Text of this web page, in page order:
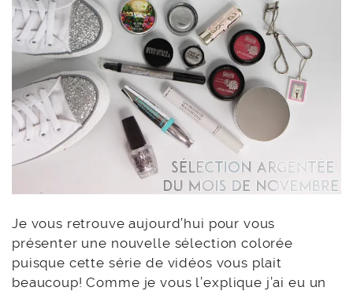
Je vous retrouve aujourd’hui pour vous
présenter une nouvelle sélection colorée
puisque cette série de vidéos vous plait
beaucoup! Comme je vous l’explique j’ai eu un